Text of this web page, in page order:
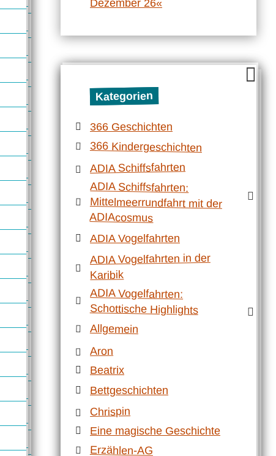
Dezember 26«
Kategorien
366 Geschichten
366 Kindergeschichten
ADIA Schiffsfahrten
ADIA Schiffsfahrten:
Mittelmeerrundfahrt mit der
ADIAcosmus
ADIA Vogelfahrten
ADIA Vogelfahrten in der
Karibik
ADIA Vogelfahrten:
Schottische Highlights
Allgemein
Aron
Beatrix
Bettgeschichten
Chrispin
Eine magische Geschichte
Erzählen-AG